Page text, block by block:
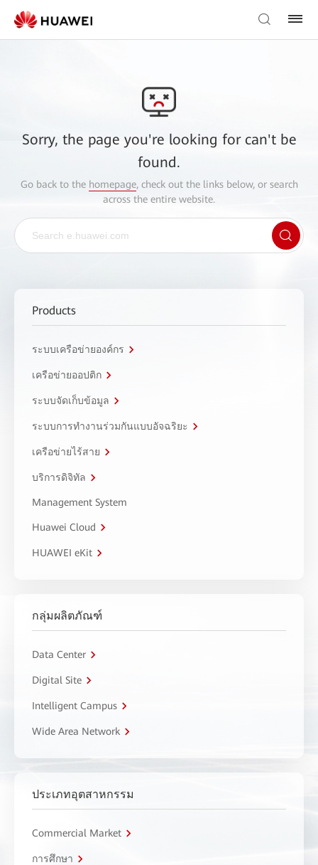
Sorry, the page you're looking for can't be
found.
Go back to the homepage, check out the links below, or search
across the entire website.
Products
ระบบเครือข่ายองค์กร
เครือข่ายออปติก
ระบบจัดเก็บข้อมูล
ระบบการทำงานร่วมกันแบบอัจฉริยะ
เครือข่ายไร้สาย
บริการดิจิทัล
Management System
Huawei Cloud
HUAWEI eKit
กลุ่มผลิตภัณฑ์
Data Center
Digital Site
Intelligent Campus
Wide Area Network
ประเภทอุตสาหกรรม
Commercial Market
การศึกษา